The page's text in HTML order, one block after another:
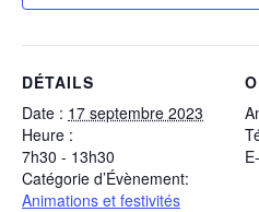
DÉTAILS
Date : 17 septembre 2023
Heure :
7h30 - 13h30
Catégorie d’Évènement:
Animations et festivités